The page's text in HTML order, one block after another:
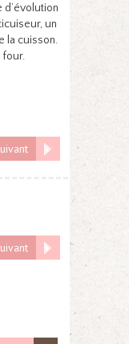
d’évolution
un
la cuisson.
four.